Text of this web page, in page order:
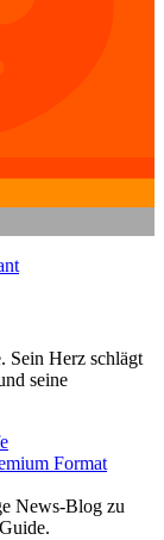
Sein Herz schlägt
seine
Format
News-Blog zu